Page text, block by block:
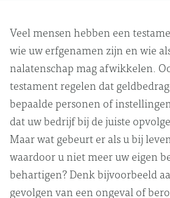
Veel mensen hebben een
wie uw erfgenamen zijn en wie
nalatenschap mag afwikkelen.
testament regelen dat
bepaalde personen of
dat uw bedrijf bij de juiste
Maar wat gebeurt er als u bij
waardoor u niet meer uw eigen
behartigen? Denk bijvoorbeeld
gevolgen van een ongeval of